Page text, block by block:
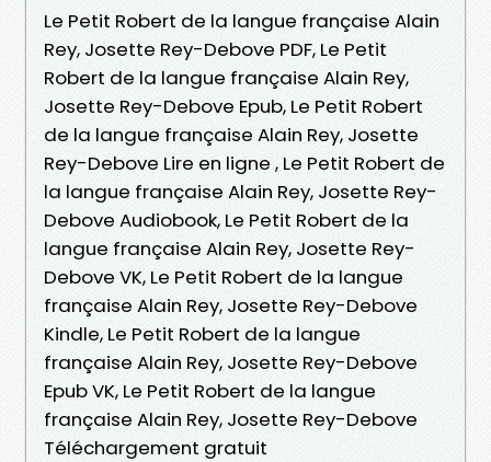
Le Petit Robert de la langue française Alain
Rey, Josette Rey-Debove PDF, Le Petit
Robert de la langue française Alain Rey,
Josette Rey-Debove Epub, Le Petit Robert
de la langue française Alain Rey, Josette
Rey-Debove Lire en ligne , Le Petit Robert de
la langue française Alain Rey, Josette Rey-
Debove Audiobook, Le Petit Robert de la
langue française Alain Rey, Josette Rey-
Debove VK, Le Petit Robert de la langue
française Alain Rey, Josette Rey-Debove
Kindle, Le Petit Robert de la langue
française Alain Rey, Josette Rey-Debove
Epub VK, Le Petit Robert de la langue
française Alain Rey, Josette Rey-Debove
Téléchargement gratuit